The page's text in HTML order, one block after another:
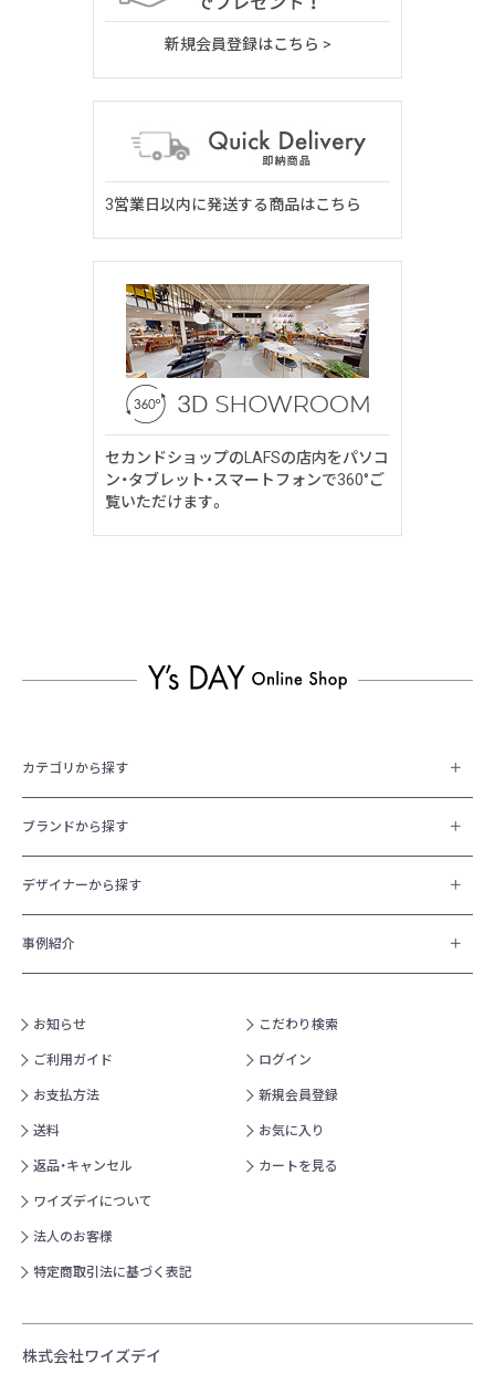
新規会員登録はこちら >
3営業日以内に発送する商品はこちら
セカンドショップのLAFSの店内をパソコ
ン・タブレット・スマートフォンで360°ご
覧いただけます。
カテゴリから探す
ブランドから探す
デザイナーから探す
事例紹介
お知らせ
ご利用ガイド
お支払方法
送料
返品・キャンセル
ワイズデイについて
法人のお客様
特定商取引法に基づく表記
こだわり検索
ログイン
新規会員登録
お気に入り
カートを見る
株式会社ワイズデイ